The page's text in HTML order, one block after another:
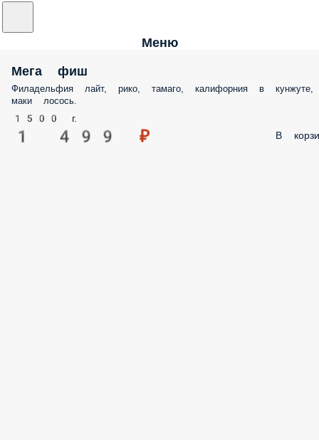
Меню
Мега фиш
Филадельфия лайт, рико, тамаго, калифорния в кунжуте,
маки лосось.
1500 г.
1 499 ₽ В